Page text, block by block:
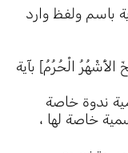
باسم ولفظ وارد
الْحُرُمُ] بآية
ندوة خاصة
خاصة لها ،